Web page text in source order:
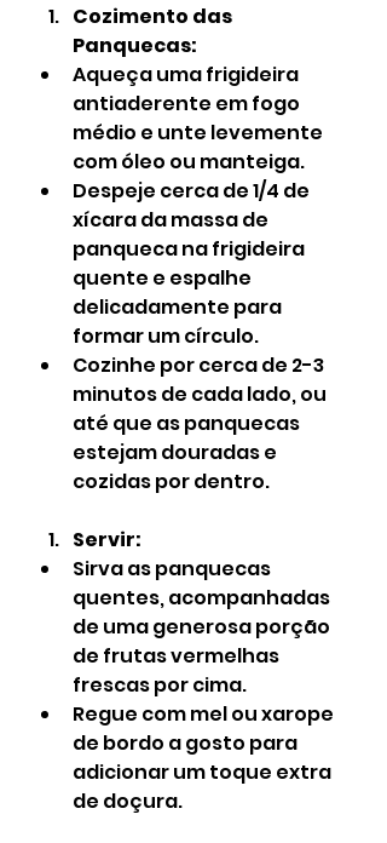
Cozimento das
Panquecas:
Aqueça uma frigideira
antiaderente em fogo
médio e unte levemente
com óleo ou manteiga.
Despeje cerca de 1/4 de
xícara da massa de
panqueca na frigideira
quente e espalhe
delicadamente para
formar um círculo.
Cozinhe por cerca de 2-3
minutos de cada lado, ou
até que as panquecas
estejam douradas e
cozidas por dentro.
Servir:
Sirva as panquecas
quentes, acompanhadas
de uma generosa porção
de frutas vermelhas
frescas por cima.
Regue com mel ou xarope
de bordo a gosto para
adicionar um toque extra
de doçura.